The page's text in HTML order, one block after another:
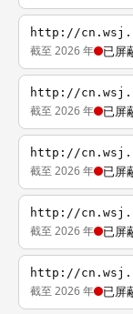
http://
截至 2026 年 已屏
http://
截至 2026 年 已屏
http://
截至 2026 年 已屏
http://
截至 2026 年 已屏
http://
截至 2026 年 已屏